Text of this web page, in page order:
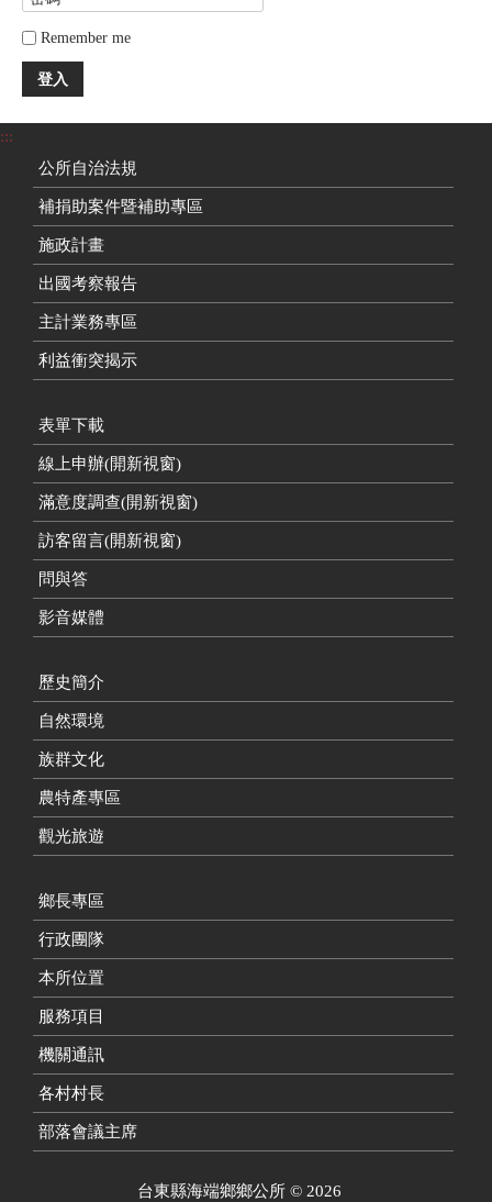
Remember me
登入
:::
公所自治法規
補捐助案件暨補助專區
施政計畫
出國考察報告
主計業務專區
利益衝突揭示
表單下載
線上申辦(開新視窗)
滿意度調查(開新視窗)
訪客留言(開新視窗)
問與答
影音媒體
歷史簡介
自然環境
族群文化
農特產專區
觀光旅遊
鄉長專區
行政團隊
本所位置
服務項目
機關通訊
各村村長
部落會議主席
台東縣海端鄉鄉公所 © 2026